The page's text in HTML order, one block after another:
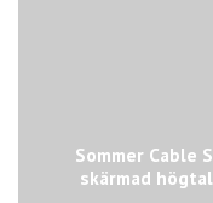
Sommer Cable
skärmad